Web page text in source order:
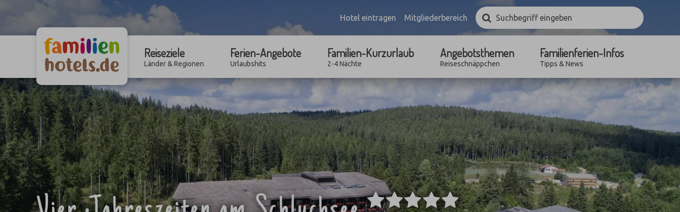
Hotel eintragen Mitgliederbereich
Suchbegriff
eingebenSuchen
Reiseziele
Länder & Regionen
Ferien-Angebote
Urlaubshits
Familien-Kurzurlaub
2-4 Nächte
Angebotsthemen
Reiseschnäppchen
Familienferien-Infos
Tipps & News
*****